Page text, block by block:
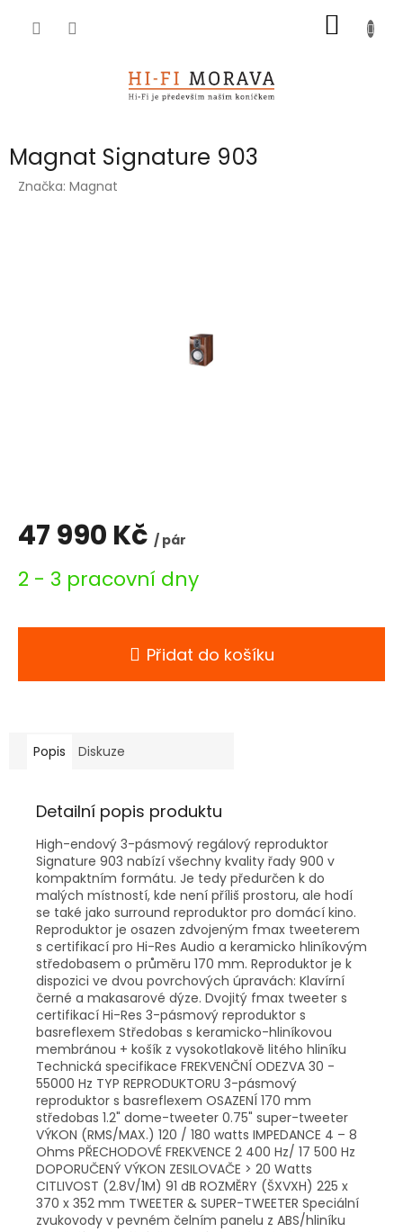
KOŠÍK
Magnat Signature 903
Značka: Magnat
47 990 Kč / pár
cena:
2 - 3 pracovní dny
Přidat do košíku
Popis Diskuze
Detailní popis produktu
High-endový 3-pásmový regálový reproduktor
Signature 903 nabízí všechny kvality řady 900 v
kompaktním formátu. Je tedy předurčen k do
malých místností, kde není příliš prostoru, ale hodí
se také jako surround reproduktor pro domácí kino.
Reproduktor je osazen zdvojeným fmax tweeterem
s certifikací pro Hi-Res Audio a keramicko hliníkovým
středobasem o průměru 170 mm. Reproduktor je k
dispozici ve dvou povrchových úpravách: Klavírní
černé a makasarové dýze. Dvojitý fmax tweeter s
certifikací Hi-Res 3-pásmový reproduktor s
basreflexem Středobas s keramicko-hliníkovou
membránou + košík z vysokotlakově litého hliníku
Technická specifikace FREKVENČNÍ ODEZVA 30 -
55000 Hz TYP REPRODUKTORU 3-pásmový
reproduktor s basreflexem OSAZENÍ 170 mm
středobas 1.2" dome-tweeter 0.75" super-tweeter
VÝKON (RMS/MAX.) 120 / 180 watts IMPEDANCE 4 – 8
Ohms PŘECHODOVÉ FREKVENCE 2 400 Hz/ 17 500 Hz
DOPORUČENÝ VÝKON ZESILOVAČE > 20 Watts
CITLIVOST (2.8V/1M) 91 dB ROZMĚRY (ŠXVXH) 225 x
370 x 352 mm TWEETER & SUPER-TWEETER Speciální
zvukovody v pevném čelním panelu z ABS/hliníku